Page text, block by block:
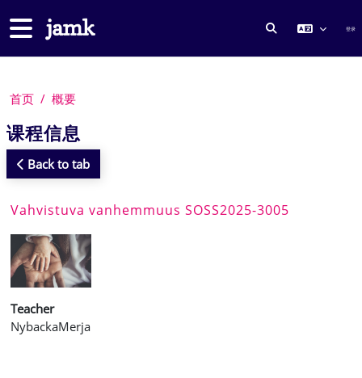
停靠面板
切换搜索输入 登录
首页 概要
课程信息
Back to tab
Vahvistuva vanhemmuus SOSS2025-3005
Teacher
NybackaMerja